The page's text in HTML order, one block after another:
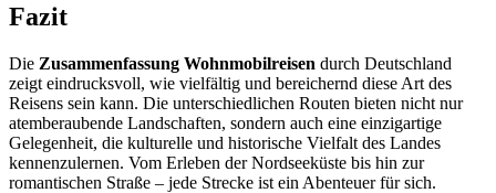
Fazit
Die Zusammenfassung Wohnmobilreisen durch Deutschland
zeigt eindrucksvoll, wie vielfältig und bereichernd diese Art des
Reisens sein kann. Die unterschiedlichen Routen bieten nicht nur
atemberaubende Landschaften, sondern auch eine einzigartige
Gelegenheit, die kulturelle und historische Vielfalt des Landes
kennenzulernen. Vom Erleben der Nordseeküste bis hin zur
romantischen Straße – jede Strecke ist ein Abenteuer für sich.